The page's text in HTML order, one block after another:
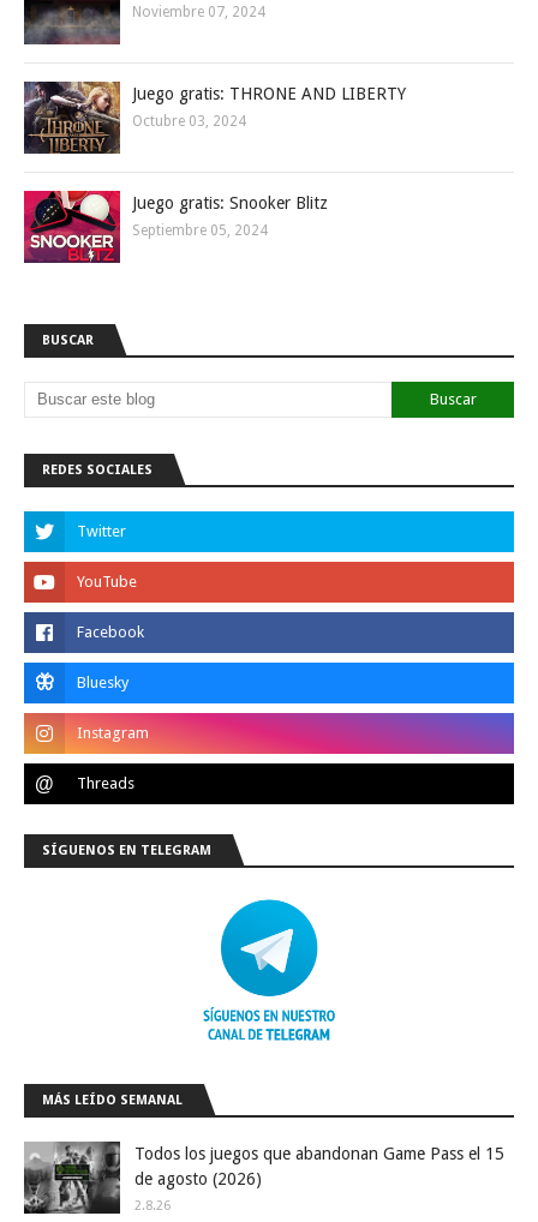
Noviembre 07, 2024
Juego gratis: THRONE AND LIBERTY
Octubre 03, 2024
Juego gratis: Snooker Blitz
Septiembre 05, 2024
BUSCAR
REDES SOCIALES
SÍGUENOS EN TELEGRAM
MÁS LEÍDO SEMANAL
Todos los juegos que abandonan Game Pass el 15
de agosto (2026)
2.8.26